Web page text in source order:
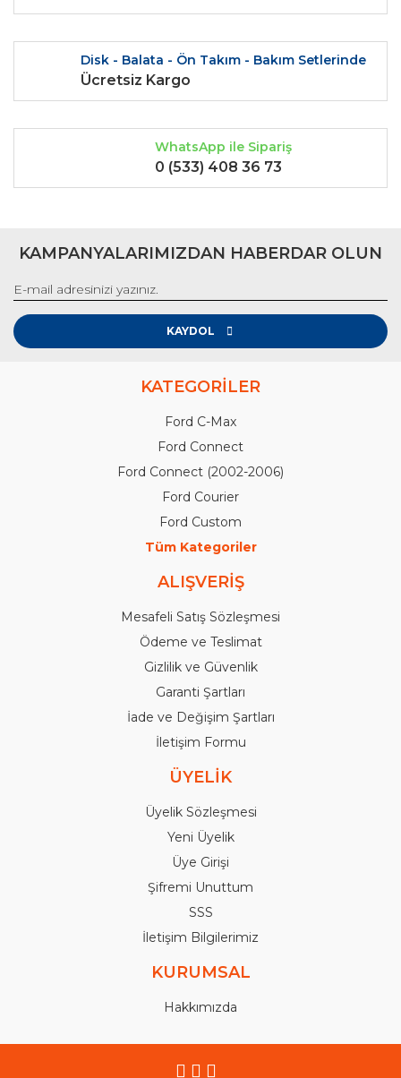
Disk - Balata - Ön Takım - Bakım Setlerinde
Ücretsiz Kargo
WhatsApp ile Sipariş
0 (533) 408 36 73
KAMPANYALARIMIZDAN HABERDAR OLUN
KAYDOL
KATEGORİLER
Ford C-Max
Ford Connect
Ford Connect (2002-2006)
Ford Courier
Ford Custom
Tüm Kategoriler
ALIŞVERİŞ
Mesafeli Satış Sözleşmesi
Ödeme ve Teslimat
Gizlilik ve Güvenlik
Garanti Şartları
İade ve Değişim Şartları
İletişim Formu
ÜYELİK
Üyelik Sözleşmesi
Yeni Üyelik
Üye Girişi
Şifremi Unuttum
SSS
İletişim Bilgilerimiz
KURUMSAL
Hakkımızda